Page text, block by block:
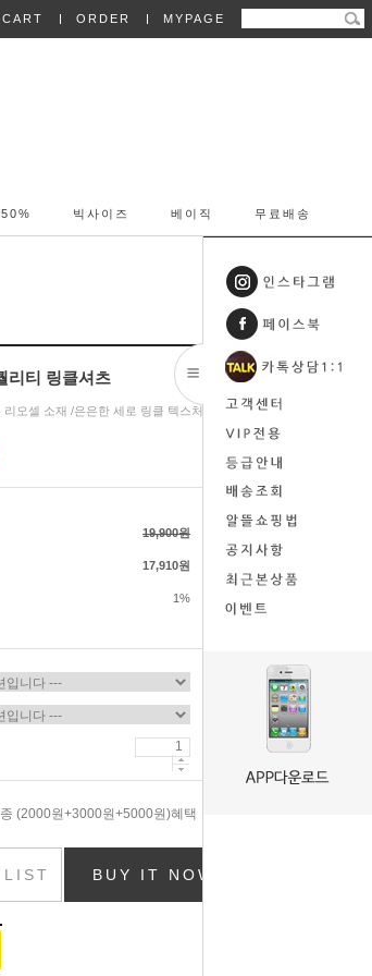
CART ORDER MYPAGE
빅사이즈 베이직 무료배송
리티 링클셔츠
오셀 소재 /은은한 세로 링클 텍스처로 세련
19,900원
17,910원
1%
(2000원+3000원+5000원)혜택
LIST BUY IT NOW